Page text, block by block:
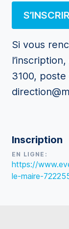
Si vous
3100, poste
Inscription
EN LIGNE:
https://
le-maire-